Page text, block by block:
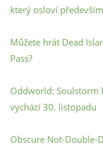
který osloví
Můžete hrát Dead
Pass?
Oddworld: Soulstorm
vychází 30. listopadu
Obscure Not-Double-